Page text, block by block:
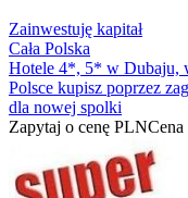
Zainwestuję kapitał
Cała Polska
Hotele 4*, 5* w Dubaju,
Polsce kupisz poprzez
dla nowej spolki
Zapytaj o cenę PLNCena